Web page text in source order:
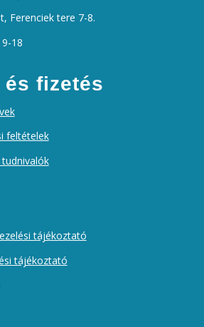
Ferenciek tere 7-8.
9-18
fizetés
feltételek
tájékoztató
tájékoztató